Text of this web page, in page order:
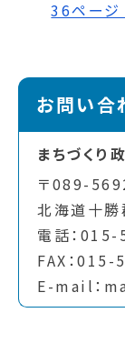
36ペー
お問い合
まちづくり
〒089-
北海道十
電話：
FAX：
E-mail：